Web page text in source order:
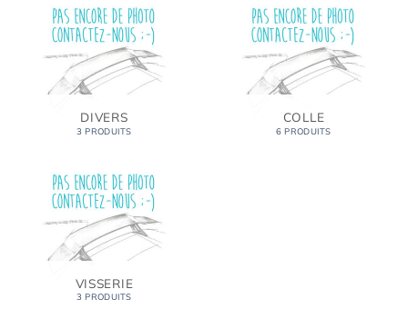
DIVERS
3 PRODUITS
COLLE
6 PRODUITS
VISSERIE
3 PRODUITS